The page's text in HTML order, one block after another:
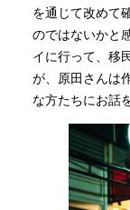
を通じて改めて
のではないかと
イに行って、移
が、原田さんは
な方たちにお話